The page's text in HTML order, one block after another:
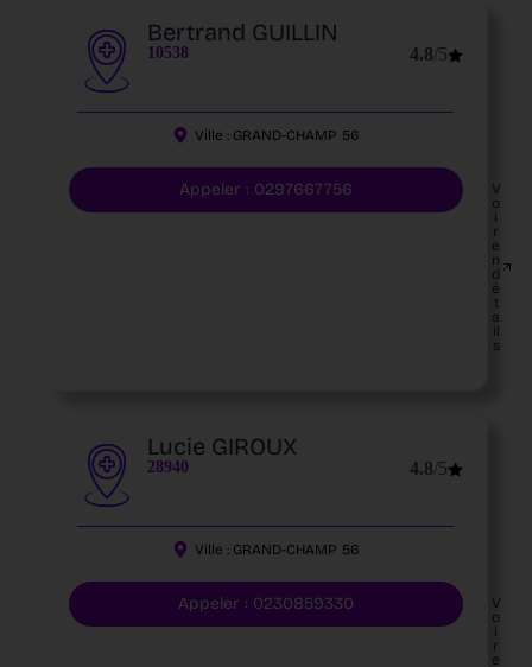
Bertrand GUILLIN
10538 4.8/5
Ville : GRAND-CHAMP 56
Appeler : 0297667756
V
o
i
r
e
n
d
é
t
a
il
s
Lucie GIROUX
28940 4.8/5
Ville : GRAND-CHAMP 56
Appeler : 0230859330
V
o
i
r
e